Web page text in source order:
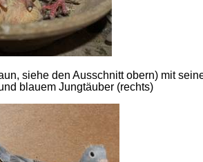
siehe den Ausschnitt obern) mit
blauem Jungtäuber (rechts)